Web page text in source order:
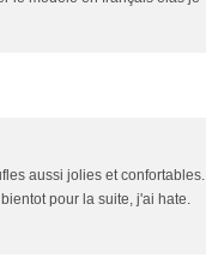
aussi jolies et confortables.
pour la suite, j'ai hate.